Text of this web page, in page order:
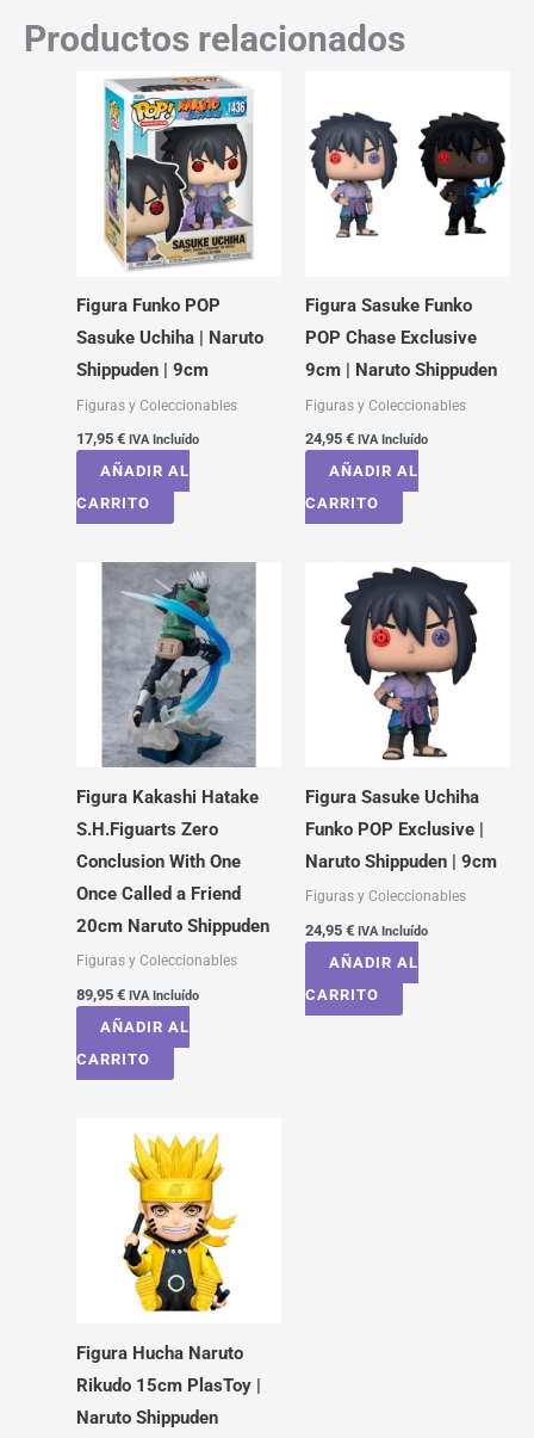
Productos relacionados
Figura Funko POP
Sasuke Uchiha | Naruto
Shippuden | 9cm
Figuras y Coleccionables
17,95 € IVA Incluído
AÑADIR AL
CARRITO
Figura Sasuke Funko
POP Chase Exclusive
9cm | Naruto Shippuden
Figuras y Coleccionables
24,95 € IVA Incluído
AÑADIR AL
CARRITO
Figura Kakashi Hatake
S.H.Figuarts Zero
Conclusion With One
Once Called a Friend
20cm Naruto Shippuden
Figuras y Coleccionables
89,95 € IVA Incluído
AÑADIR AL
CARRITO
Figura Sasuke Uchiha
Funko POP Exclusive |
Naruto Shippuden | 9cm
Figuras y Coleccionables
24,95 € IVA Incluído
AÑADIR AL
CARRITO
Figura Hucha Naruto
Rikudo 15cm PlasToy |
Naruto Shippuden